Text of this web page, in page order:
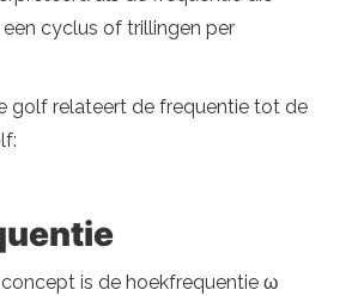
cyclus of trillingen per
golf relateert de frequentie tot de
is de hoekfrequentie ω